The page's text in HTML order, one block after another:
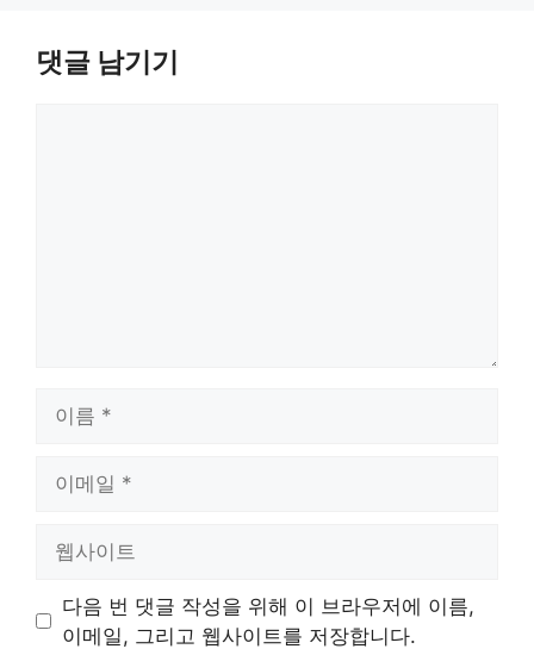
댓글 남기기
트
다음 번 댓글 작성을 위해 이 브라우저에 이름,
이메일, 그리고 웹사이트를 저장합니다.